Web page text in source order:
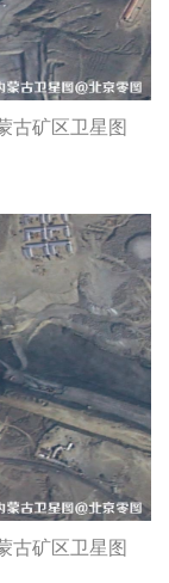
古矿区卫星图
古矿区卫星图